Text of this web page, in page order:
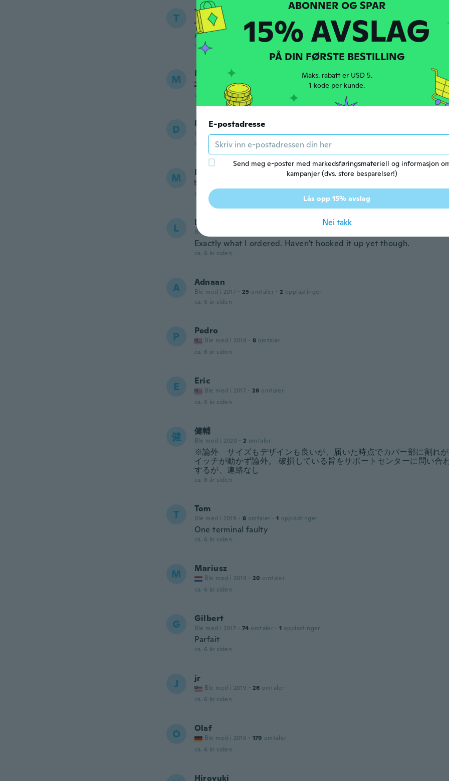
T Tero
Ble med i 2020 · 467 omtaler · 6 opplastinger
As described.
ca. 5 år siden
M Matija
Ble med i 2018
ca. 5 år siden
D Daniel
Ble med i 2018 · 65 omtaler · 6 opplastinger
ca. 6 år siden
M Mark
ca. 6 år siden
L Lindy
Ble med i 2017
Exactly what I ordered. Haven't hooked it up yet though.
ca. 6 år siden
A Adnaan
Ble med i 2017 · 25 omtaler · 2 opplastinger
ca. 6 år siden
P Pedro
Ble med i 2018 · 8 omtaler
ca. 6 år siden
E Eric
Ble med i 2017 · 28 omtaler
ca. 6 år siden
健 健輔
Ble med i 2020 · 2 omtaler
※論外 サイズもデザインも良いが、届いた時点でカバー部に割れ
イッチが動かず論外。 破損している旨をサポートセンターに問い合
するが、連絡なし
ca. 6 år siden
T Tom
Ble med i 2019 · 8 omtaler · 1 opplastinger
One terminal faulty
ca. 6 år siden
M Mariusz
Ble med i 2019 · 20 omtaler
ca. 6 år siden
G Gilbert
Ble med i 2017 · 74 omtaler · 1 opplastinger
Parfait
ca. 6 år siden
J jr
Ble med i 2019 · 26 omtaler
ca. 6 år siden
O Olaf
Ble med i 2016 · 179 omtaler
ca. 6 år siden
Hiroyuki
15% AVSLAG
PÅ DIN FØRSTE BESTILLING
Maks. rabatt er USD 5.
1 kode per kunde.
E-postadresse
Send meg e-poster med markedsføringsmateriell og informasjon
kampanjer (dvs. store besparelser!)
Lås opp 15% avslag
Nei takk